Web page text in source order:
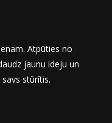
Atpūties no
jaunu ideju un
stūrītis.